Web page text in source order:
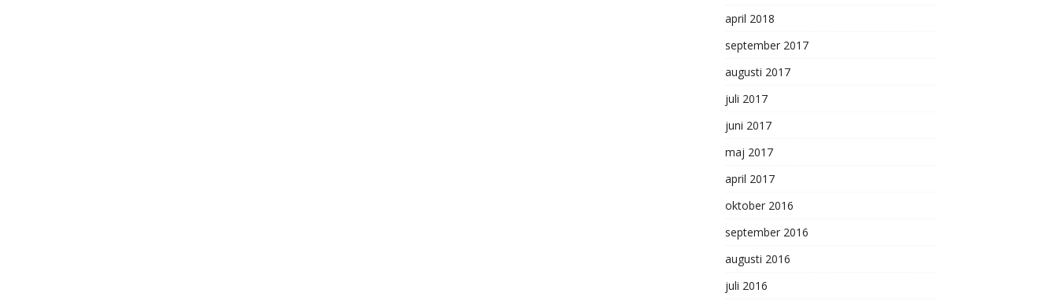
april 2018
september 2017
augusti 2017
juli 2017
juni 2017
maj 2017
april 2017
oktober 2016
september 2016
augusti 2016
juli 2016